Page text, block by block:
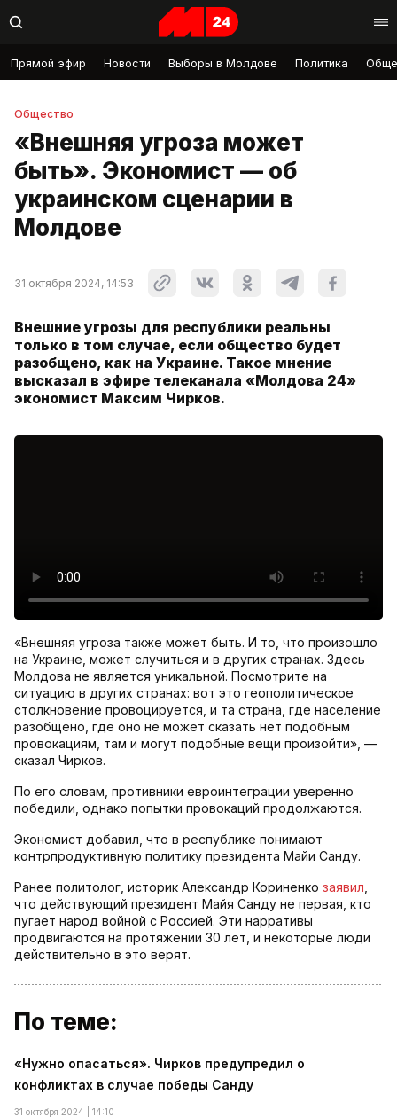
Прямой эфир Новости Выборы в Молдове Политика
Общество
«Внешняя угроза может
быть». Экономист — об
украинском сценарии в
Молдове
31 октября 2024, 14:53
Внешние угрозы для республики реальны
только в том случае, если общество будет
разобщено, как на Украине. Такое мнение
высказал в эфире телеканала «Молдова 24»
экономист Максим Чирков.
«Внешняя угроза также может быть. И то, что произошло
на Украине, может случиться и в других странах. Здесь
Молдова не является уникальной. Посмотрите на
ситуацию в других странах: вот это геополитическое
столкновение провоцируется, и та страна, где население
разобщено, где оно не может сказать нет подобным
провокациям, там и могут подобные вещи произойти», —
сказал Чирков.
По его словам, противники евроинтеграции уверенно
победили, однако попытки провокаций продолжаются.
Экономист добавил, что в республике понимают
контрпродуктивную политику президента Майи Санду.
Ранее политолог, историк Александр Кориненко заявил
что действующий президент Майя Санду не первая, кто
пугает народ войной с Россией. Эти нарративы
продвигаются на протяжении 30 лет, и некоторые люди
действительно в это верят.
По теме:
«Нужно опасаться». Чирков предупредил о
конфликтах в случае победы Санду
31 октября 2024 | 14:10